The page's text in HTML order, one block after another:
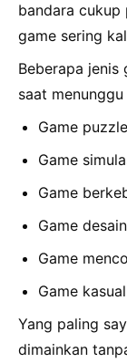
bandara cukup
game sering
Beberapa jenis
saat
Game
Game
Game
Game
Game
Game
Yang paling
dimainkan